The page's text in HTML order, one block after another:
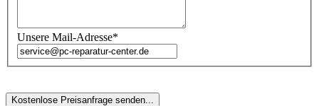
Unsere Mail-Adresse*